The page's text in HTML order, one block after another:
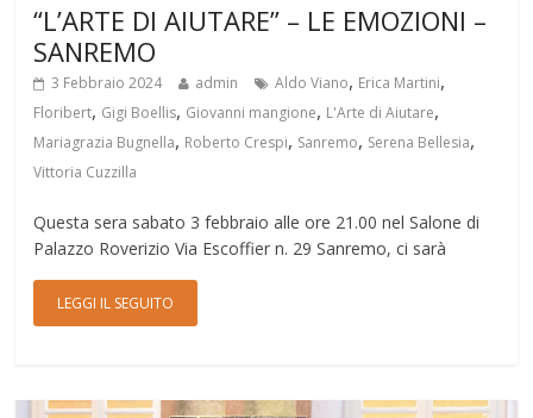
“L’ARTE DI AIUTARE” – LE EMOZIONI –
SANREMO
3 Febbraio 2024 admin Aldo Viano, Erica Martini,
Floribert, Gigi Boellis, Giovanni mangione, L'Arte di Aiutare,
Mariagrazia Bugnella, Roberto Crespi, Sanremo, Serena Bellesia,
Vittoria Cuzzilla
Questa sera sabato 3 febbraio alle ore 21.00 nel Salone di
Palazzo Roverizio Via Escoffier n. 29 Sanremo, ci sarà
LEGGI IL SEGUITO